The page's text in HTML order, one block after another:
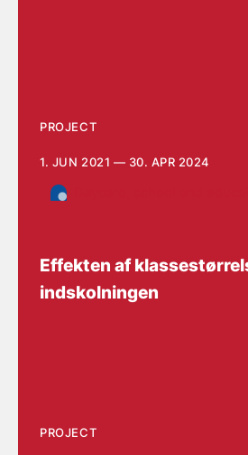
PROJECT
1. JUN 2021 — 30. APR 2024
Effekten af
indskolningen
PROJECT